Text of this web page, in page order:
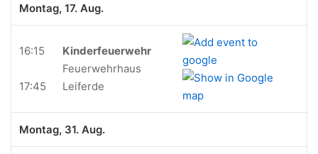
Montag, 17. Aug.
16:15
17:45
Kinderfeuerwehr
Feuerwehrhaus
Leiferde
Montag, 31. Aug.